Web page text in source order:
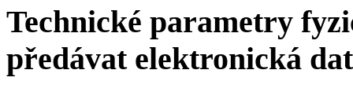
Technické parametry
předávat elektronická